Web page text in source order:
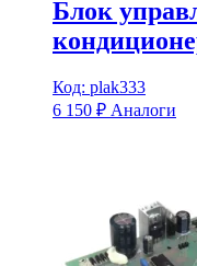
Блок
Код: plak333
6 150 ₽ Аналоги